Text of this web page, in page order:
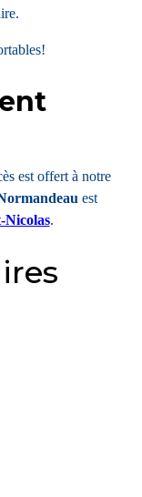
est offert à notre
est
Nicolas.